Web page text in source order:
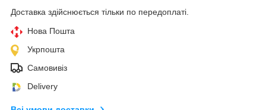
Доставка здійснюється тільки по передоплаті.
Нова Пошта
Укрпошта
Самовивіз
Delivery